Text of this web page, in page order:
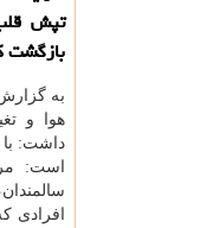
تپش
بازگشت
به
هوا و
داشت: با
است:
افرادی